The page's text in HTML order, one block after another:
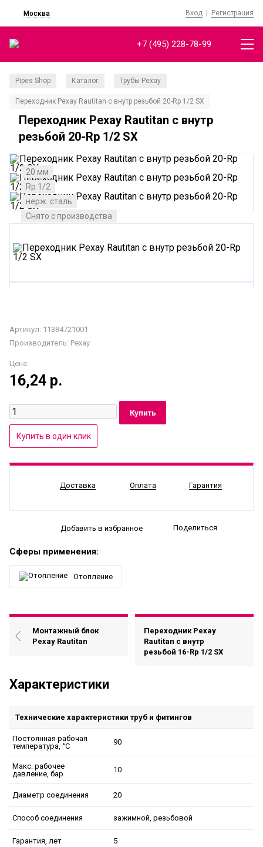
Москва Вход | Регистрация
+7 (495) 228-78-99
Pipes Shop Каталог Трубы Рехау
Переходник Рехау Rautitan с внутр резьбой 20-Rp 1/2 SX
Переходник Рехау Rautitan с внутр
резьбой 20-Rp 1/2 SX
20 мм
Rp 1/2
нерж. сталь
Снято с производства
Артикул: 11384721001
Производитель: Рехау
Цена:
16,24 р.
Доставка Оплата Гарантия
Добавить в избранное Поделиться
Сферы применения:
Отопление
Монтажный блок
Рехау Rautitan
Переходник Рехау
Rautitan с внутр
резьбой 16-Rp 1/2 SX
Характеристики
Технические характеристики труб и фитингов
Постоянная рабочая
температура, °C
90
Макс. рабочее
давление, бар
10
Диаметр соединения 20
Способ соединения зажимной, резьбовой
Гарантия, лет 5